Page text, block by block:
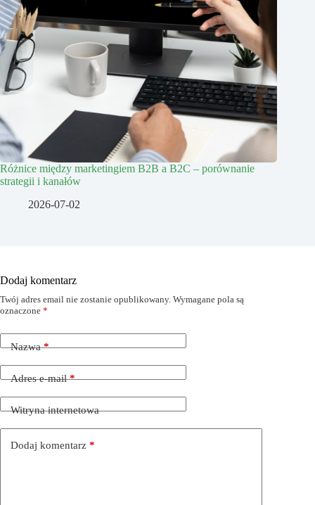
Różnice między marketingiem B2B a B2C – porównanie
strategii i kanałów
2026-07-02
Dodaj komentarz
Twój adres email nie zostanie opublikowany. Wymagane pola są
oznaczone *
Nazwa*
Adres e-mail*
Witryna internetowa
Dodaj komentarz *